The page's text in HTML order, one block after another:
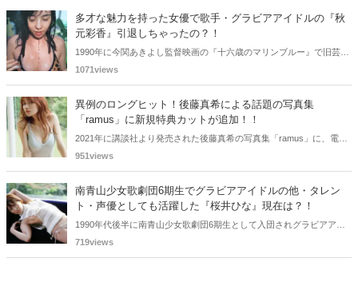
多才な魅力を持った女優で歌手・グラビアアイドルの『秋
元彩香』引退しちゃったの？！
1990年に今関あきよし監督映画の『十六歳のマリンブルー』で旧芸名
は古谷 玲香で主演デビューした秋元 彩香さん。映画やドラマ・歌手
なくなりました。
1071views
異例のロングヒット！後藤真希による話題の写真集
「ramus」に新規特典カットが追加！！
2021年に講談社より発売された後藤真希の写真集「ramus」に、電子
版限定特典として新たな5カットを追加した「電子書籍限定カット付
951views
南青山少女歌劇団6期生でグラビアアイドルの他・タレン
ト・声優としても活躍した『桜井ひな』現在は？！
1990年代後半に南青山少女歌劇団6期生として入団されグラビアアイ
ドル、女優、タレント、声優としても活躍した桜井ひなさん。懐かし
719views